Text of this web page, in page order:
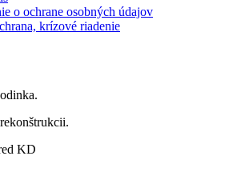
o ochrane osobných údajov
krízové riadenie
KD